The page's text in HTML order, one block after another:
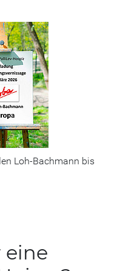
Loh-Bachmann bis
eine